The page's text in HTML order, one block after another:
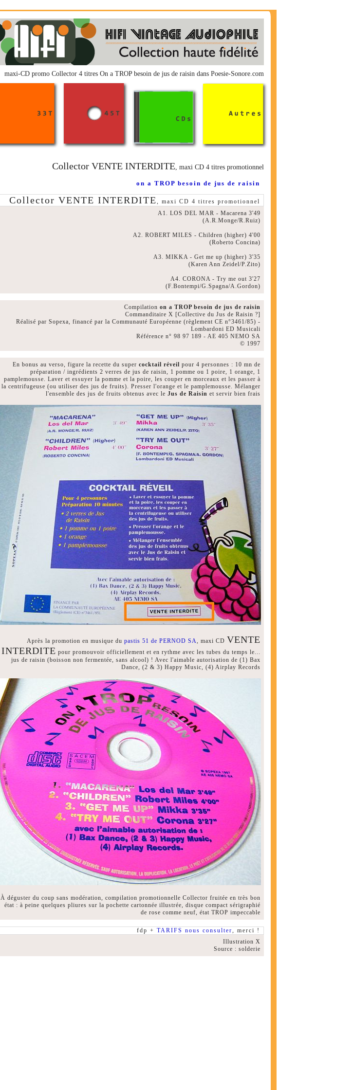
maxi-CD promo Collector 4 titres On a TROP besoin de jus de raisin dans Poesie-Sonore.com
Collector VENTE INTERDITE, maxi CD 4 titres promotionnel
on a TROP besoin de jus de raisin
Collector VENTE INTERDITE, maxi CD 4 titres promotionnel
A1. LOS DEL MAR - Macarena 3'49
(A.R.Monge/R.Ruiz)
A2. ROBERT MILES - Children (higher) 4'00
(Roberto Concina)
A3. MIKKA - Get me up (higher) 3'35
(Karen Ann Zeidel/P.Zito)
A4. CORONA - Try me out 3'27
(F.Bontempi/G.Spagna/A.Gordon)
Compilation on a TROP besoin de jus de raisin
Commanditaire X [Collective du Jus de Raisin ?]
Réalisé par Sopexa, financé par la Communauté Européenne (règlement CE n°3461/85) -
Lombardoni ED Musicali
Référence n° 98 97 189 - AE 405 NEMO SA
© 1997
En bonus au verso, figure la recette du super cocktail réveil pour 4 personnes : 10 mn de
préparation / ingrédients 2 verres de jus de raisin, 1 pomme ou 1 poire, 1 orange, 1
pamplemousse. Laver et essuyer la pomme et la poire, les couper en morceaux et les passer à
la centrifugeuse (ou utiliser des jus de fruits). Presser l'orange et le pamplemousse. Mélanger
l'ensemble des jus de fruits obtenus avec le Jus de Raisin et servir bien frais
Après la promotion en musique du pastis 51 de PERNOD SA, maxi CD VENTE
INTERDITE pour promouvoir officiellement et en rythme avec les tubes du temps le...
jus de raisin (boisson non fermentée, sans alcool) ! Avec l'aimable autorisation de (1) Bax
Dance, (2 & 3) Happy Music, (4) Airplay Records
À déguster du coup sans modération, compilation promotionnelle Collector fruitée en très bon
état : à peine quelques pliures sur la pochette cartonnée illustrée, disque compact sérigraphié
de rose comme neuf, état TROP impeccable
fdp + TARIFS nous consulter, merci !
Illustration X
Source : solderie